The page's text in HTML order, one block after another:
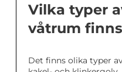
Vilka typer
våtrum
Det finns olika typer